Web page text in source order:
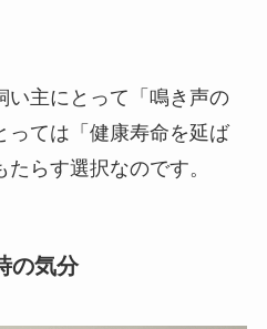
い主にとって「鳴き声の
っては「健康寿命を延ば
らす選択なのです。
の気分